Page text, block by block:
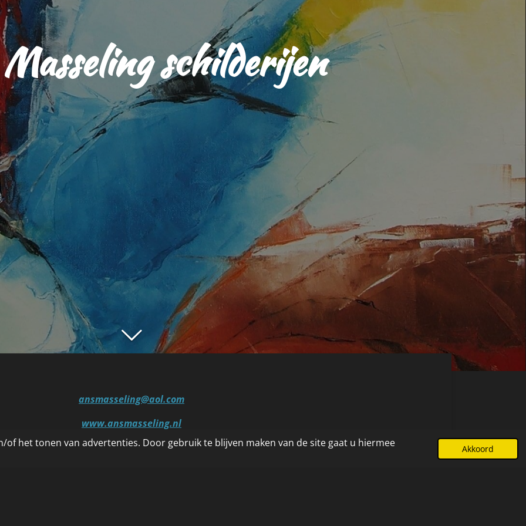
het tonen van advertenties. Door gebruik te blijven maken van de site gaat u hiermee Akkoord
schilderijen
ansmasseling@aol.com
www.ansmasseling.nl
mobiel: 0031 650746081